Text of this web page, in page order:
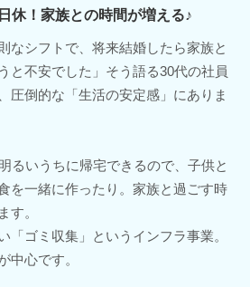
休！家族との時間が増える♪
なシフトで、将来結婚したら家族と
と不安でした」そう語る30代の社員
圧倒的な「生活の安定感」にありま
るいうちに帰宅できるので、子供と
を一緒に作ったり。家族と過ごす時
す。
「ゴミ収集」というインフラ事業。
中心です。